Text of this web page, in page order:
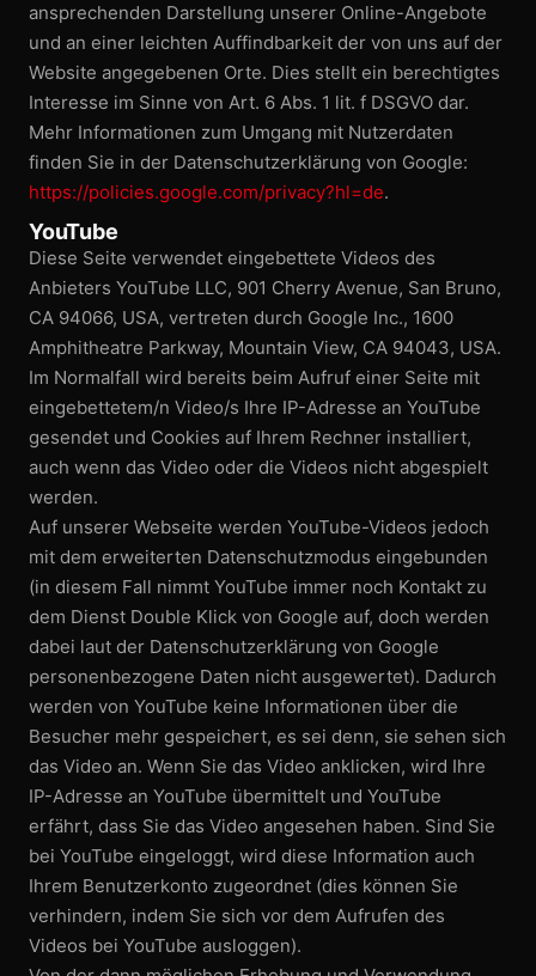
ansprechenden Darstellung unserer Online-Angebote
und an einer leichten Auffindbarkeit der von uns auf der
Website angegebenen Orte. Dies stellt ein berechtigtes
Interesse im Sinne von Art. 6 Abs. 1 lit. f DSGVO dar.
Mehr Informationen zum Umgang mit Nutzerdaten
finden Sie in der Datenschutz­erklärung von Google:
https://policies.google.com/privacy?hl=de.
YouTube
Diese Seite verwendet eingebettete Videos des
Anbieters YouTube LLC, 901 Cherry Avenue, San Bruno,
CA 94066, USA, vertreten durch Google Inc., 1600
Amphitheatre Parkway, Mountain View, CA 94043, USA.
Im Normalfall wird bereits beim Aufruf einer Seite mit
eingebettetem/n Video/s Ihre IP-Adresse an YouTube
gesendet und Cookies auf Ihrem Rechner installiert,
auch wenn das Video oder die Videos nicht abgespielt
werden.
Auf unserer Webseite werden YouTube-Videos jedoch
mit dem erweiterten Datenschutzmodus eingebunden
(in diesem Fall nimmt YouTube immer noch Kontakt zu
dem Dienst Double Klick von Google auf, doch werden
dabei laut der Datenschutz­erklärung von Google
personen­bezogene Daten nicht ausgewertet). Dadurch
werden von YouTube keine Informationen über die
Besucher mehr gespeichert, es sei denn, sie sehen sich
das Video an. Wenn Sie das Video anklicken, wird Ihre
IP-Adresse an YouTube übermittelt und YouTube
erfährt, dass Sie das Video angesehen haben. Sind Sie
bei YouTube eingeloggt, wird diese Information auch
Ihrem Benutzerkonto zugeordnet (dies können Sie
verhindern, indem Sie sich vor dem Aufrufen des
Videos bei YouTube ausloggen).